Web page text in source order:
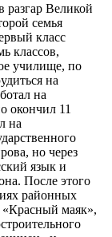
разгар Великой
семья
класс
классов,
училище, по
на
на
окончил 11
на
но через
язык и
После этого
районных
«Красный маяк»,